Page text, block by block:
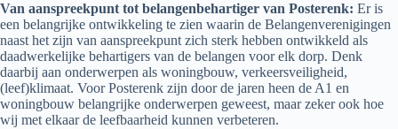
Van aanspreekpunt tot belangenbehartiger van Posterenk: Er is
een belangrijke ontwikkeling te zien waarin de Belangenverenigingen
naast het zijn van aanspreekpunt zich sterk hebben ontwikkeld als
daadwerkelijke behartigers van de belangen voor elk dorp. Denk
daarbij aan onderwerpen als woningbouw, verkeersveiligheid,
(leef)klimaat. Voor Posterenk zijn door de jaren heen de A1 en
woningbouw belangrijke onderwerpen geweest, maar zeker ook hoe
wij met elkaar de leefbaarheid kunnen verbeteren.